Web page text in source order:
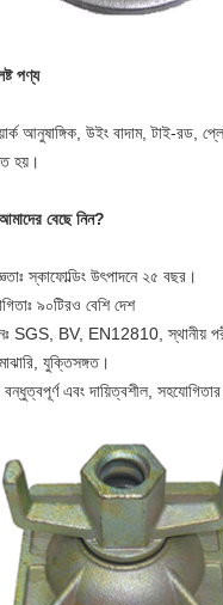
পণ্য
আনুষাঙ্গিক, উইং বাদাম, টাই-রড,
হয়।
বেছে নিন?
স্কাফোল্ডিং উৎপাদনে ২৫ বছর।
৯০টিরও বেশি দেশ
SGS, BV, EN12810, স্থানীয়
যুক্তিসঙ্গত।
বন্ধুত্বপূর্ণ এবং দায়িত্বশীল,